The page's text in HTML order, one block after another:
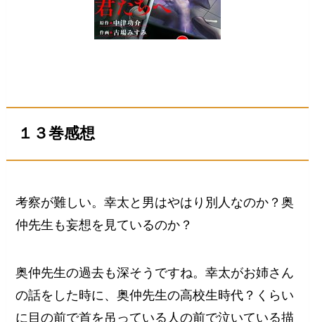
１３巻感想
考察が難しい。幸太と男はやはり別人なのか？奥
仲先生も妄想を見ているのか？
奥仲先生の過去も深そうですね。幸太がお姉さん
の話をした時に、奥仲先生の高校生時代？くらい
に目の前で首を吊っている人の前で泣いている描